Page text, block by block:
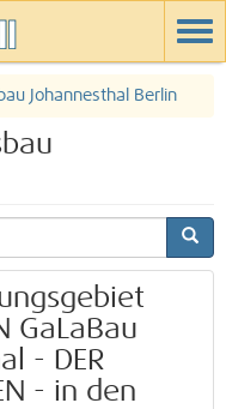
Johannesthal Berlin
GaLaBau
- DER
- in den